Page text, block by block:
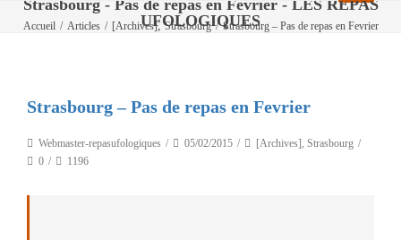
Strasbourg - Pas de repas en Fevrier - LES REPAS
UFOLOGIQUES
Accueil / Articles / [Archives],Strasbourg / Strasbourg – Pas de repas en Fevrier
Strasbourg – Pas de repas en Fevrier
Webmaster-repasufologiques 05/02/2015 [Archives], Strasbourg
0
1196